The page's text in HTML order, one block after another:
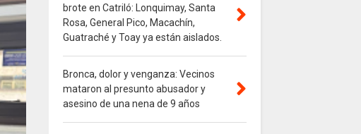
brote en Catriló: Lonquimay, Santa
Rosa, General Pico, Macachín,
Guatraché y Toay ya están aislados.
Bronca, dolor y venganza: Vecinos
mataron al presunto abusador y
asesino de una nena de 9 años